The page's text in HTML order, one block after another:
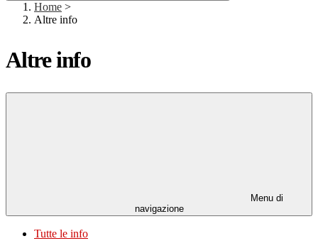
Home >
Altre info
Altre info
Menu di
navigazione
Tutte le info